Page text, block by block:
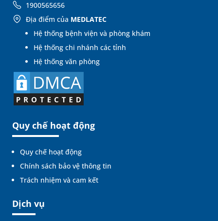
1900565656
Địa điểm của MEDLATEC
Hệ thống bệnh viện và phòng khám
Hệ thống chi nhánh các tỉnh
Hệ thống văn phòng
Quy chế hoạt động
Quy chế hoạt động
Chính sách bảo vệ thông tin
Trách nhiệm và cam kết
Dịch vụ